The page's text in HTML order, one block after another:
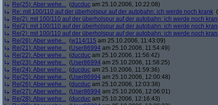
Re(25): Aber wehe... (ducduc am 25.10.2006, 10:22:08)
Re: mit 100/110 auf der überholspur auf der autobahn: ich werde noch krank (
Re(2): mit 100/110 auf der überholspur auf der autobahn: ich werde noch
Re(2): mit 100/110 auf der überholspur auf der autobahn: ich werde noch
Re(2): mit 100/110 auf der überholspur auf der autobahn: ich werde noch
Re(26): Aber wehe... (w114/115 am 25.10.2006, 11:43:09)
Re(21): Aber wehe... (User86994 am 25.10.2006, 11:54:49)
Re(22): Aber wehe... (ducduc am 25.10.2006, 11:56:42)
Re(23): Aber wehe... (User86994 am 25.10.2006, 11:58:25)
Re(24): Aber wehe... (ducduc am 25.10.2006, 11:59:36)
Re(25): Aber wehe... (User86994 am 25.10.2006, 12:00:48)
Re(26): Aber wehe... (ducduc am 25.10.2006, 12:03:38)
Re(27): Aber wehe... (User86994 am 25.10.2006, 12:06:01)
Re(28): Aber wehe... (ducduc am 25.10.2006, 12:16:43)